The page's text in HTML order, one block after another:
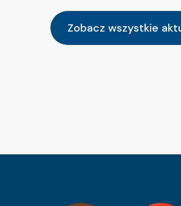
Zobacz wszystkie